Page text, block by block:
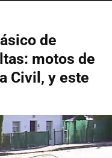
de
motos de
Civil, y este